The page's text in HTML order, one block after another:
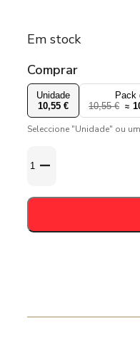
Em stock
Comprar
Unidade
10,55 €
Pack
10,55 €
≈
Seleccione "Unidade" ou
de
Molen-
Chateau
Barrel